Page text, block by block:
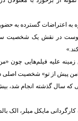
به اعتراضات گسترده
در نقش یک شخصیت
زمینه علیه فیلم‌هایی چون
پیش از تو» شخصیت اصلی
به کارگردانی مایکل میلر،